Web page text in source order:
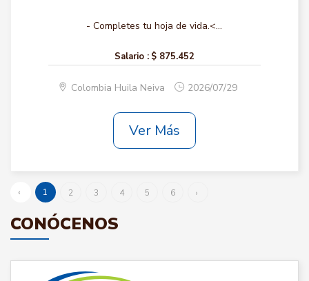
- Completes tu hoja de vida.<...
Salario : $ 875.452
Colombia Huila Neiva 2026/07/29
Ver Más
‹ 1 2 3 4 5 6 ›
CONÓCENOS